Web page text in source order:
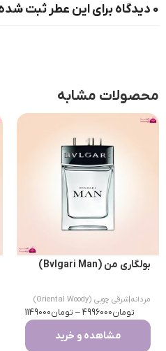
0 دیدگاه برای این عطر ثبت شده است
محصولات مشابه
بولگاری من (Bvlgari Man)
مردانه|شرقی چوبی (Oriental Woody)
تومان4996000
– تومان1149000
مشاهده و خرید